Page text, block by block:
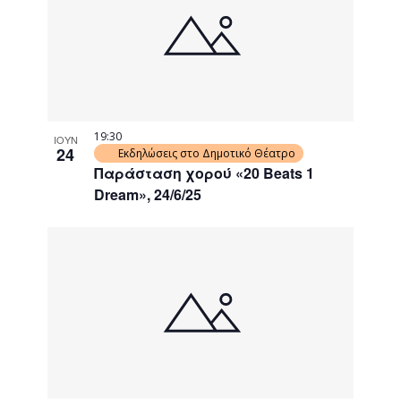
ΙΟΥΝ
24
Παράσταση χορού «20 Beats 1
Dream», 24/6/25
19:30
Εκδηλώσεις στο Δημοτικό Θέατρο